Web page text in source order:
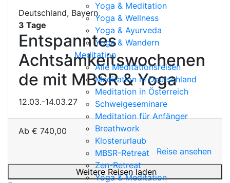
Yoga & Meditation
Yoga & Wellness
Yoga & Ayurveda
Yoga & Wandern
Meditation
Alle Meditationsreisen
Meditation in Deutschland
Meditation in Österreich
Schweigeseminare
Meditation für Anfänger
Breathwork
Klosterurlaub
MBSR-Retreat
Zen-Retreat
Yoga & Meditation
Deutschland, Bayern
3 Tage
Entspanntes
Achtsamkeitswochenen
de mit MBSR & Yoga
12.03.-14.03.27
Ab € 740,00
Reise ansehen
Weitere Reisen laden